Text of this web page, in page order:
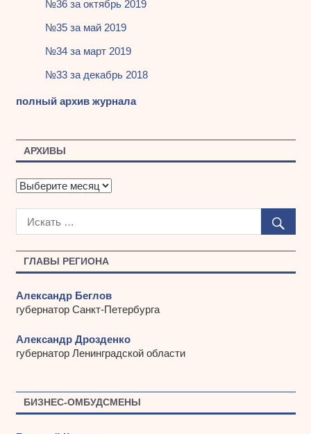
ГЛАВЫ РЕГИОНА
Александр Беглов
губернатор Санкт-Петербурга
Александр Дрозденко
губернатор Ленинградской области
БИЗНЕС-ОМБУДСМЕНЫ
№36 за октябрь 2019
№35 за май 2019
№34 за март 2019
№33 за декабрь 2018
полный архив журнала
АРХИВЫ
А
х
ы